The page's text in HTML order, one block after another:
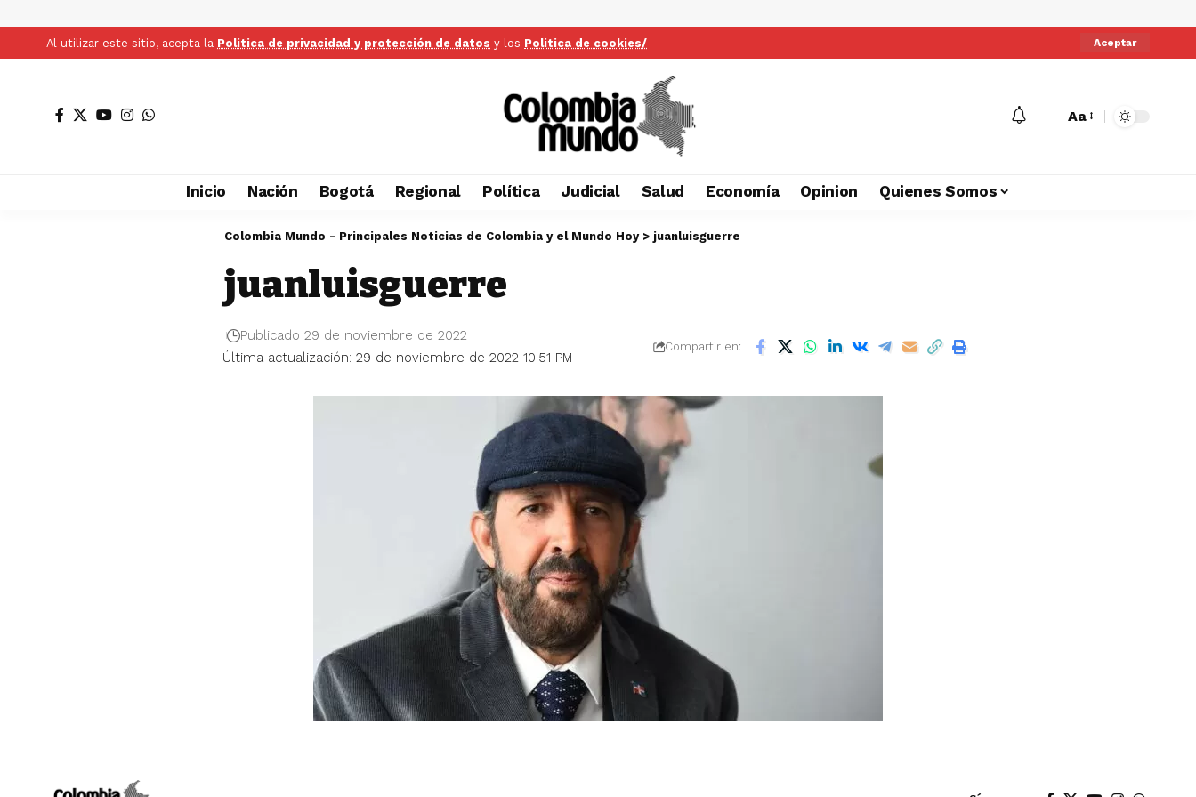
Al utilizar este sitio, acepta la Politica de privacidad y protección de datos y los Politica de cookies/ Aceptar
Aa
Inicio Nación Bogotá Regional Política Judicial Salud Economía Opinion Quienes Somos
Colombia Mundo - Principales Noticias de Colombia y el Mundo Hoy> juanluisguerre
juanluisguerre
Última actualización: 29 de noviembre de 2022 10:51 PM
Publicado 29 de noviembre de 2022
Compartir en: